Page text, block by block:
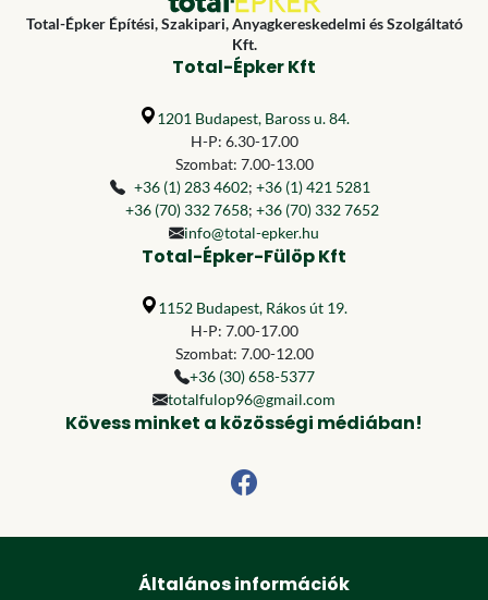
Total-Épker Építési, Szakipari, Anyagkereskedelmi és Szolgáltató
Kft.
Total-Épker Kft
1201 Budapest, Baross u. 84.
H-P: 6.30-17.00
Szombat: 7.00-13.00
+36 (1) 283 4602; +36 (1) 421 5281
+36 (70) 332 7658; +36 (70) 332 7652
info@total-epker.hu
Total-Épker-Fülöp Kft
1152 Budapest, Rákos út 19.
H-P: 7.00-17.00
Szombat: 7.00-12.00
+36 (30) 658-5377
totalfulop96@gmail.com
Kövess minket a közösségi médiában!
Általános információk